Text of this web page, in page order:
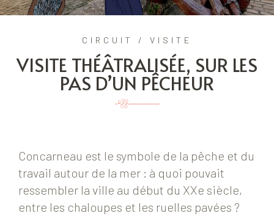
CIRCUIT / VISITE
VISITE THÉÂTRALISÉE, SUR LES
PAS D’UN PÊCHEUR
Concarneau est le symbole de la pêche et du
travail autour de la mer : à quoi pouvait
ressembler la ville au début du XXe siècle,
entre les chaloupes et les ruelles pavées ?